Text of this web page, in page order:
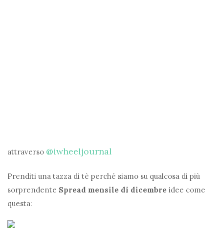
attraverso @iwheeljournal
Prenditi una tazza di tè perché siamo su qualcosa di più
sorprendente Spread mensile di dicembre idee come
questa: